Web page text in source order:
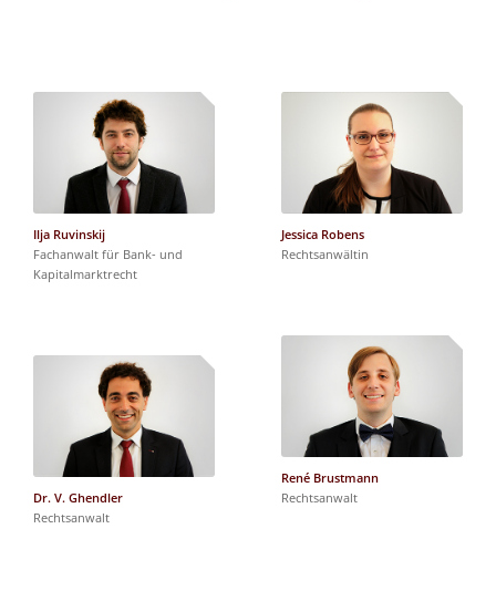
Ilja Ruvinskij
Fachanwalt für Bank- und
Kapitalmarktrecht
Dr. V. Ghendler
Rechtsanwalt
Jessica Robens
Rechtsanwältin
René Brustmann
Rechtsanwalt